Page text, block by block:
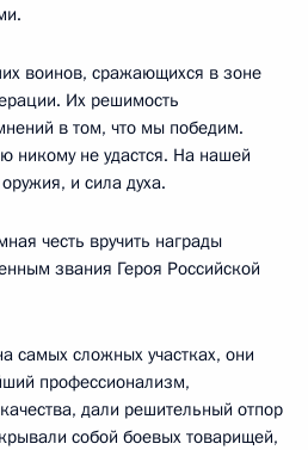
воинов, сражающихся в зоне
Их решимость
в том, что мы победим.
никому не удастся. На нашей
и сила духа.
честь вручить награды
звания Героя Российской
самых сложных участках, они
профессионализм,
дали решительный отпор
собой боевых товарищей,